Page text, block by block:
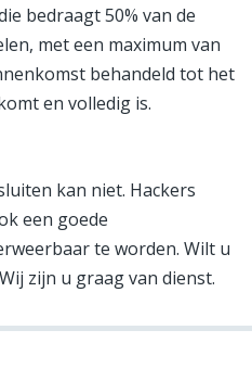
bedraagt 50% van de
met een maximum van
behandeld tot het
en volledig is.
kan niet. Hackers
een goede
te worden. Wilt u
zijn u graag van dienst.